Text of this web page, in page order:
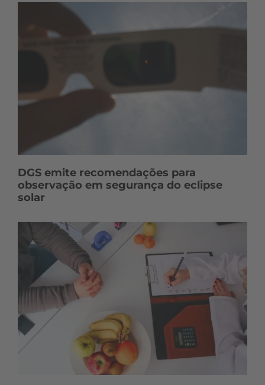
DGS emite recomendações para
observação em segurança do eclipse
solar